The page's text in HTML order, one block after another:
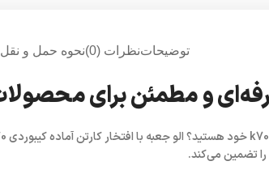
توضیحاتنظرات (0) نحوه حمل و نقل
خود هستید؟الو جعبه با افتخار کارتن آماده کیبوردی k70
تضمین می‌کند.